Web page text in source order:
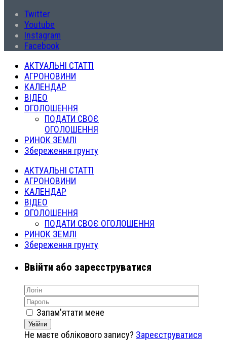
Twitter
Youtube
Instagram
Facebook
АКТУАЛЬНІ СТАТТІ
АГРОНОВИНИ
КАЛЕНДАР
ВІДЕО
ОГОЛОШЕННЯ
ПОДАТИ СВОЄ
ОГОЛОШЕННЯ
РИНОК ЗЕМЛІ
Збереження грунту
АКТУАЛЬНІ СТАТТІ
АГРОНОВИНИ
КАЛЕНДАР
ВІДЕО
ОГОЛОШЕННЯ
ПОДАТИ СВОЄ ОГОЛОШЕННЯ
РИНОК ЗЕМЛІ
Збереження грунту
Ввійти або зареєструватися
Запам'ятати мене
Увійти
Не маєте облікового запису? Зареєструватися